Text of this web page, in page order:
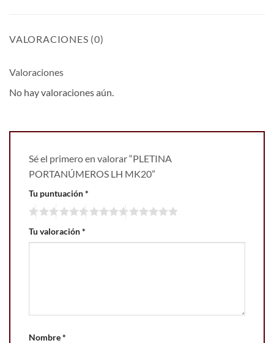
VALORACIONES (0)
Valoraciones
No hay valoraciones aún.
Sé el primero en valorar “PLETINA
PORTANÚMEROS LH MK20”
Tu puntuación*
Tu valoración*
Nombre*